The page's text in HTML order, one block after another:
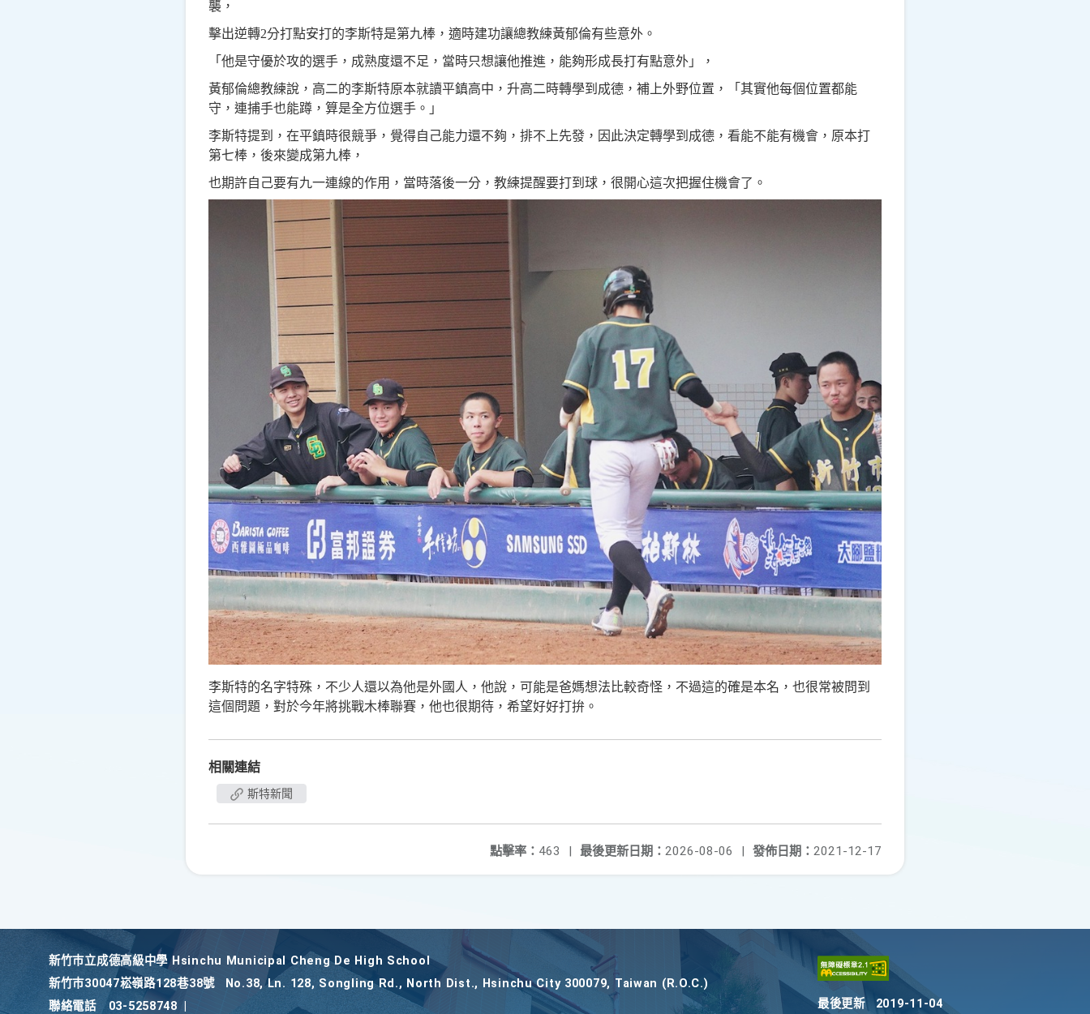
襲，
擊出逆轉2分打點安打的李斯特是第九棒，適時建功讓總教練黃郁倫有些意外。
「他是守優於攻的選手，成熟度還不足，當時只想讓他推進，能夠形成長打有點意外」，
黃郁倫總教練說，高二的李斯特原本就讀平鎮高中，升高二時轉學到成德，補上外野位置，「其實他每個位置都能
守，連捕手也能蹲，算是全方位選手。」
李斯特提到，在平鎮時很競爭，覺得自己能力還不夠，排不上先發，因此決定轉學到成德，看能不能有機會，原本打
第七棒，後來變成第九棒，
也期許自己要有九一連線的作用，當時落後一分，教練提醒要打到球，很開心這次把握住機會了。
李斯特的名字特殊，不少人還以為他是外國人，他說，可能是爸媽想法比較奇怪，不過這的確是本名，也很常被問到
這個問題，對於今年將挑戰木棒聯賽，他也很期待，希望好好打拚。
相關連結
斯特新聞
發佈日期： 2021-12-17
最後更新日期： 2026-08-06 |
點擊率： 463 |
新竹巿立成德高級中學 Hsinchu Municipal Cheng De High School
新竹巿30047崧嶺路128巷38號
No.38, Ln. 128, Songling Rd., North Dist., Hsinchu City 300079, Taiwan (R.O.C.)
聯絡電話
03-5258748 最後更新 2019-11-04